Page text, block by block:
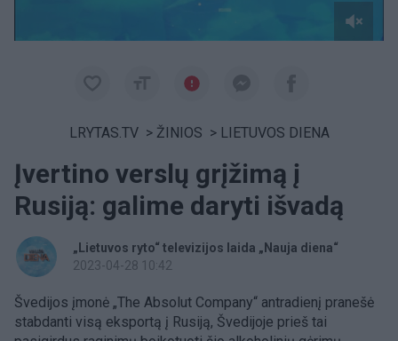
LRYTAS.TV > ŽINIOS > LIETUVOS DIENA
Įvertino verslų grįžimą į
Rusiją: galime daryti išvadą
„Lietuvos ryto“ televizijos laida „Nauja diena“
2023-04-28 10:42
Švedijos įmonė „The Absolut Company“ antradienį pranešė
stabdanti visą eksportą į Rusiją, Švedijoje prieš tai